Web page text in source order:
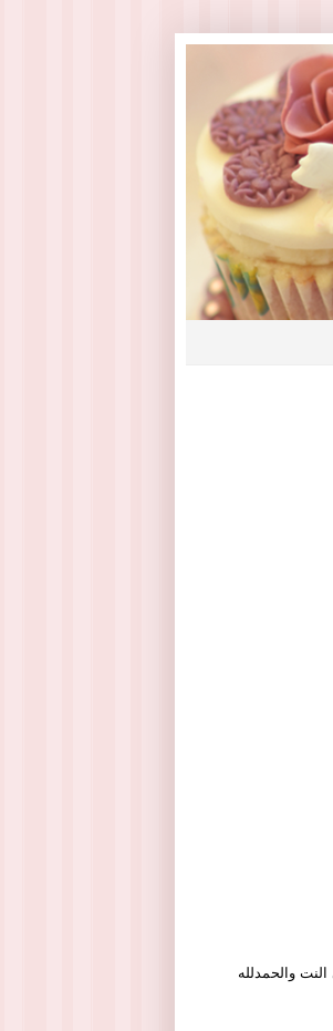
والحمدلله